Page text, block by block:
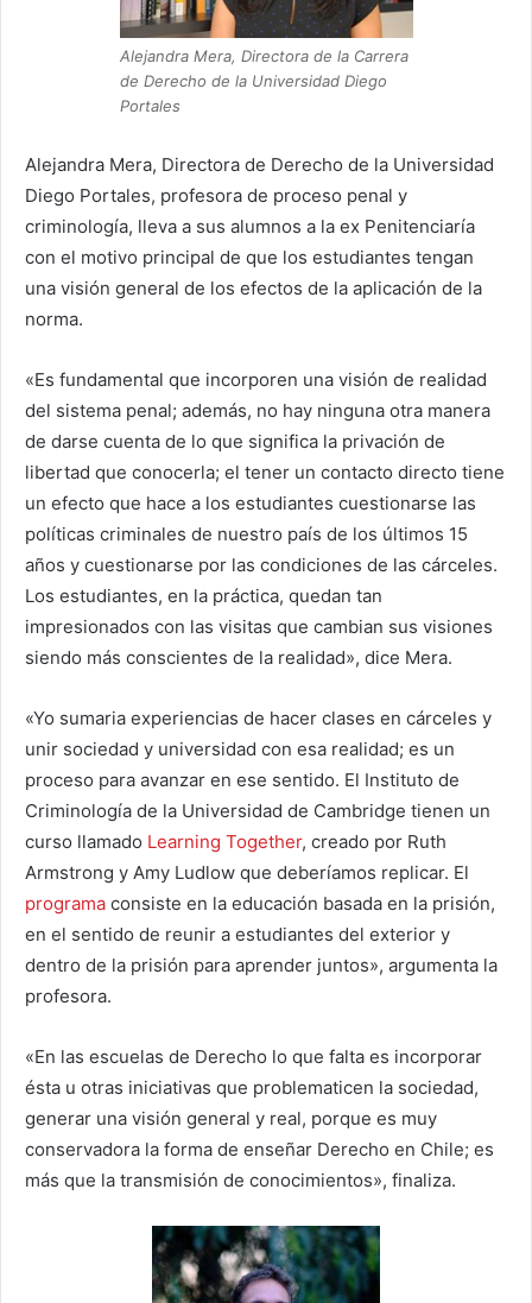
Alejandra Mera, Directora de la Carrera
de Derecho de la Universidad Diego
Portales
Alejandra Mera, Directora de Derecho de la Universidad
Diego Portales, profesora de proceso penal y
criminología, lleva a sus alumnos a la ex Penitenciaría
con el motivo principal de que los estudiantes tengan
una visión general de los efectos de la aplicación de la
norma.
«Es fundamental que incorporen una visión de realidad
del sistema penal; además, no hay ninguna otra manera
de darse cuenta de lo que significa la privación de
libertad que conocerla; el tener un contacto directo tiene
un efecto que hace a los estudiantes cuestionarse las
políticas criminales de nuestro país de los últimos 15
años y cuestionarse por las condiciones de las cárceles.
Los estudiantes, en la práctica, quedan tan
impresionados con las visitas que cambian sus visiones
siendo más conscientes de la realidad», dice Mera.
«Yo sumaria experiencias de hacer clases en cárceles y
unir sociedad y universidad con esa realidad; es un
proceso para avanzar en ese sentido. El Instituto de
Criminología de la Universidad de Cambridge tienen un
curso llamado Learning Together, creado por Ruth
Armstrong y Amy Ludlow que deberíamos replicar. El
programa consiste en la educación basada en la prisión,
en el sentido de reunir a estudiantes del exterior y
dentro de la prisión para aprender juntos», argumenta la
profesora.
«En las escuelas de Derecho lo que falta es incorporar
ésta u otras iniciativas que problematicen la sociedad,
generar una visión general y real, porque es muy
conservadora la forma de enseñar Derecho en Chile; es
más que la transmisión de conocimientos», finaliza.